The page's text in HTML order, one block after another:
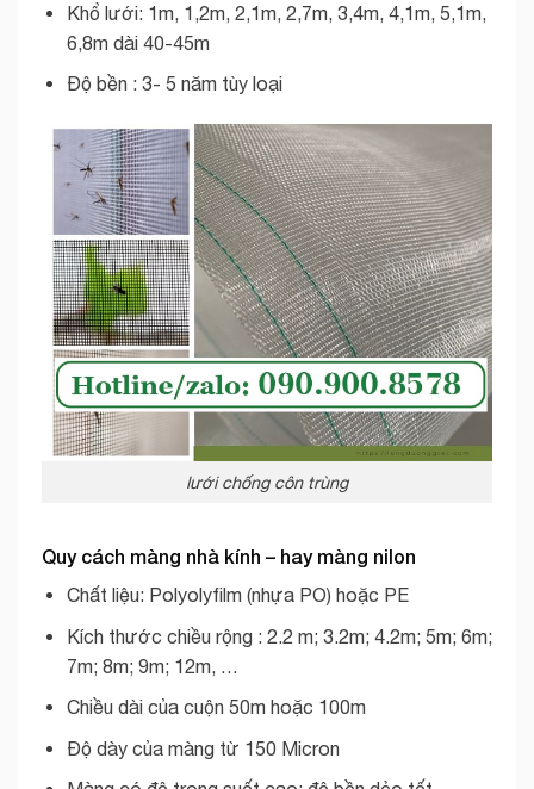
Khổ lưới: 1m, 1,2m, 2,1m, 2,7m, 3,4m, 4,1m, 5,1m,
6,8m dài 40-45m
Độ bền : 3- 5 năm tùy loại
lưới chống côn trùng
Quy cách màng nhà kính – hay màng nilon
Chất liệu: Polyolyfilm (nhựa PO) hoặc PE
Kích thước chiều rộng : 2.2 m; 3.2m; 4.2m; 5m; 6m;
7m; 8m; 9m; 12m, …
Chiều dài của cuộn 50m hoặc 100m
Độ dày của màng từ 150 Micron